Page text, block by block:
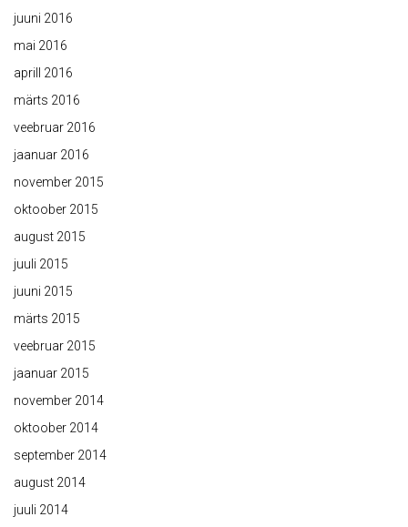
juuni 2016
mai 2016
aprill 2016
märts 2016
veebruar 2016
jaanuar 2016
november 2015
oktoober 2015
august 2015
juuli 2015
juuni 2015
märts 2015
veebruar 2015
jaanuar 2015
november 2014
oktoober 2014
september 2014
august 2014
juuli 2014